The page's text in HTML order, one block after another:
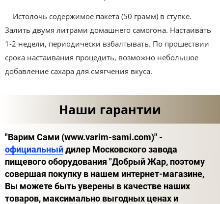
Истолочь содержимое пакета (50 грамм) в ступке.
Залить двумя литрами домашнего самогона. Настаивать
1-2 недели, периодически взбалтывать. По прошествии
срока настаивания процедить, возможно небольшое
добавление сахара для смягчения вкуса.
Наши гарантии
"Варим Сами (www.varim-sami.com)" -
официальныйдилер Московского завода
пищевого оборудования "Добрый Жар, поэтому
совершая покупку в нашем интернет-магазине,
Вы можете быть уверены в качестве наших
товаров, максимально выгодных ценах и